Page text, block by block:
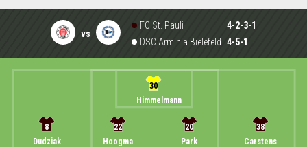
vs
FC St. Pauli
DSC Arminia Bielefeld
4-2-3-1
4-5-1
30
Himmelmann
38
Carstens
20
Park
22
Hoogma
8
Dudziak